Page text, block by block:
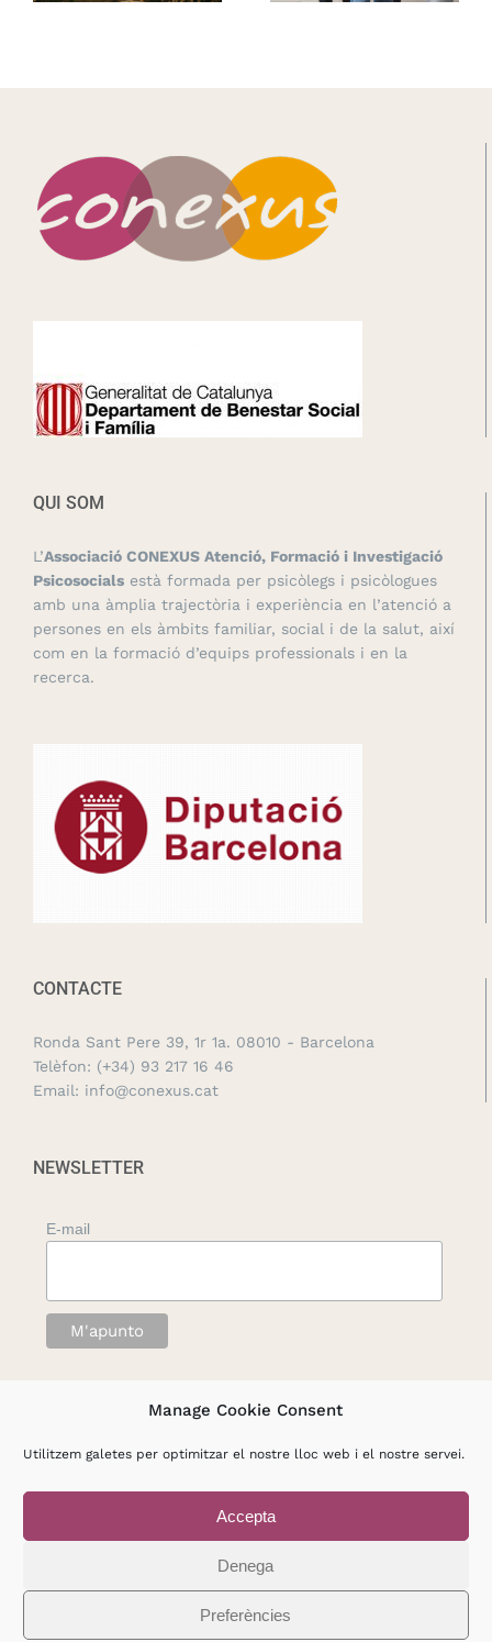
Manage Cookie Consent
Utilitzem galetes per optimitzar el nostre lloc web i el nostre servei.
Accepta
Denega
Preferències
QUI SOM
L’Associació CONEXUS Atenció, Formació i Investigació
Psicosocials està formada per psicòlegs i psicòlogues
amb una àmplia trajectòria i experiència en l’atenció a
persones en els àmbits familiar, social i de la salut, així
com en la formació d’equips professionals i en la
recerca.
CONTACTE
Ronda Sant Pere 39, 1r 1a. 08010 - Barcelona
Telèfon: (+34) 93 217 16 46
Email: info@conexus.cat
NEWSLETTER
E-mail
2026 |Associació Conexus. Atenció,
Política de privacitat
Tots els drets reservats